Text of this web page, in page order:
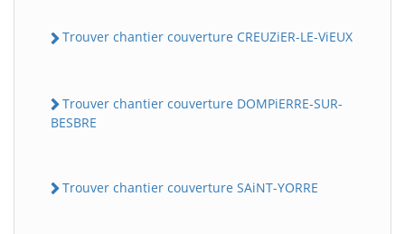
Trouver chantier couverture CREUZiER-LE-ViEUX
Trouver chantier couverture DOMPiERRE-SUR-
BESBRE
Trouver chantier couverture SAiNT-YORRE